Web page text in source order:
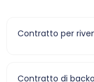
Contratto per
Contratto di